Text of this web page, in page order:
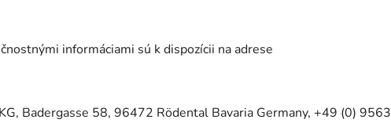
informáciami sú k dispozícii na adrese
Badergasse 58, 96472 Rödental Bavaria Germany, +49 (0) 9563